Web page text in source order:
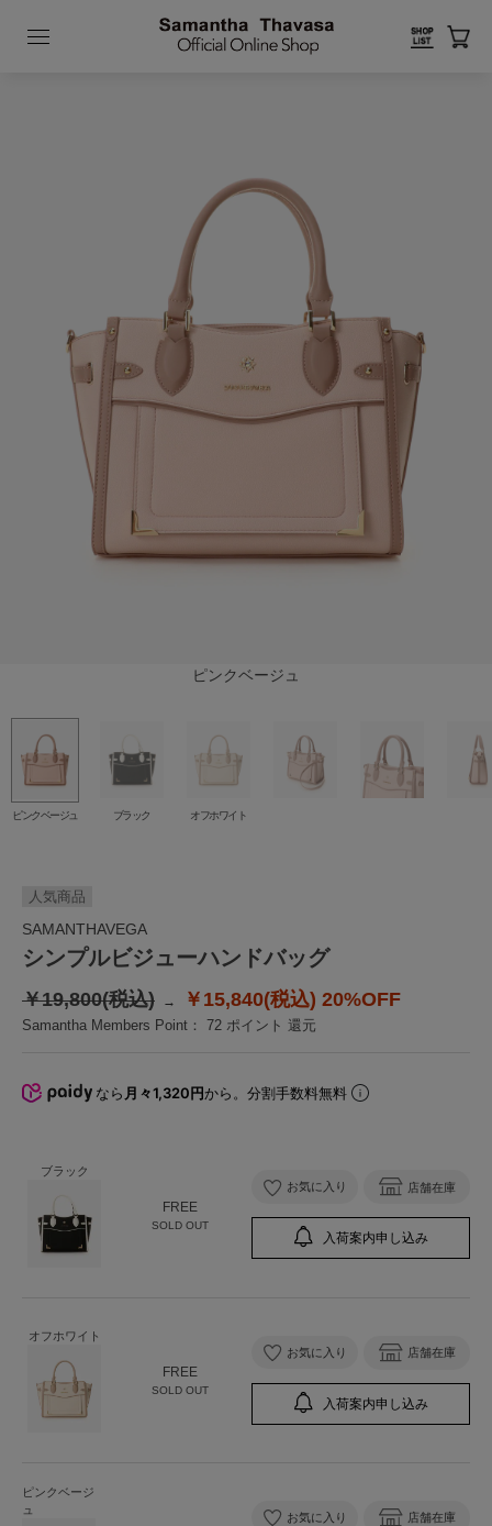
ピンクベージュ
ブラック
オフホワイト
ピンクベージュ ブラック オフホワイト
SAMANTHAVEGA
シンプルビジューハンドバッグ
人気商品
￥19,800(税込) ￥15,840(税込) 20%OFF
Samantha Members Point： 72 ポイント 還元
なら 月々1,320円から。分割手数料無料
ブラック
FREE
SOLD OUT
お気に入り 店舗在庫
入荷案内申し込み
オフホワイト
FREE
SOLD OUT
お気に入り 店舗在庫
入荷案内申し込み
ピンクベージ
ュ
お気に入り 店舗在庫